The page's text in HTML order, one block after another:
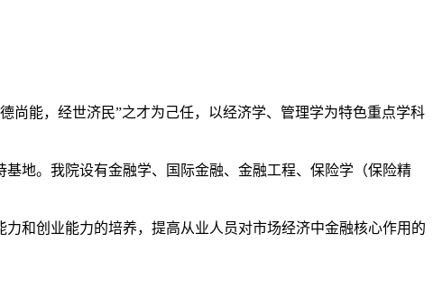
尚能，经世济民”之才为己任，以经济学、管理学为特色重点学科
地。我院设有金融学、国际金融、金融工程、保险学（保险精
和创业能力的培养，提高从业人员对市场经济中金融核心作用的